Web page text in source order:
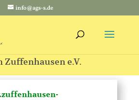
info@ags-s.de
e.V.